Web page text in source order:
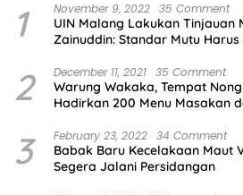
1 November 9, 2022 35 Comment
UIN Malang Lakukan Tinjauan
Zainuddin: Standar Mutu Harus
2 December 11, 2021 35 Comment
Warung Wakaka, Tempat
Hadirkan 200 Menu Masakan
3 February 23, 2022 34 Comment
Babak Baru Kecelakaan Maut
Segera Jalani Persidangan